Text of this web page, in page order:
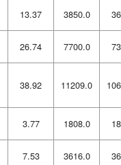
13.37 3850.0
26.74 7700.0
38.92 11209.0
3.77 1808.0
7.53 3616.0